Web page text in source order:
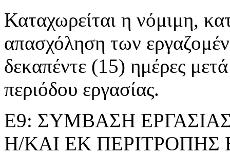
Καταχωρείται η νόμιμη,
απασχόληση των
δεκαπέντε (15) ημέρες
περιόδου εργασίας.
Ε9: ΣΥΜΒΑΣΗ
Η/ΚΑΙ ΕΚ ΠΕΡΙΤΡΟΠΗΣ